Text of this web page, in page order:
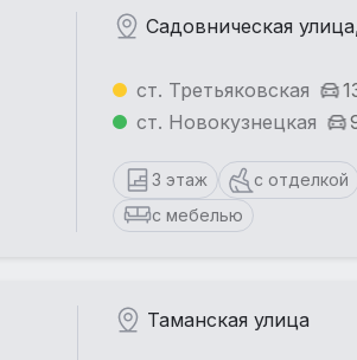
Садовническая
ст. Третьяковская
ст. Новокузнецкая
3 этаж
с отделкой
с мебелью
Таманская улица